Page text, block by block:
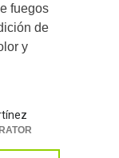
fuegos
de
y